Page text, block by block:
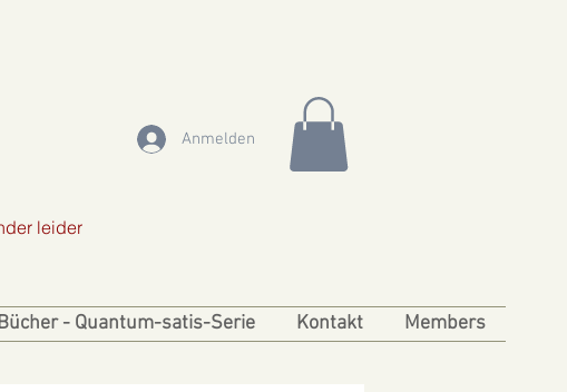
leider
Anmelden
- Quantum-satis-Serie Kontakt Members